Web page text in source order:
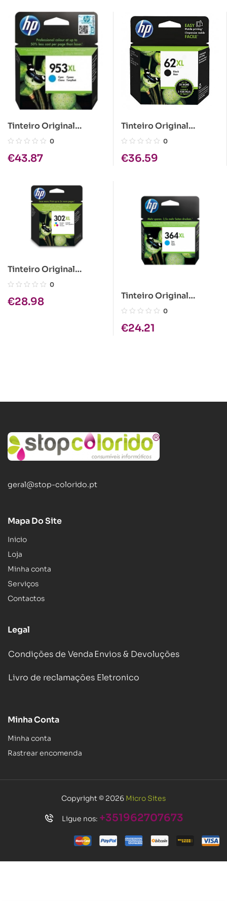
Tinteiro Original
HP953XL Azul
0
€43.87
Tinteiro Original
HP62XL Preto
0
€36.59
Tinteiro Original
HP302XL Tricolor
0
€28.98
Tinteiro Original
HP364XL Azul
0
€24.21
geral@stop-colorido.pt
Mapa Do Site
Inicio
Loja
Minha conta
Serviços
Contactos
Legal
Condições de VendaEnvios & Devoluções
Livro de reclamações Eletronico
Minha Conta
Minha conta
Rastrear encomenda
Copyright © 2026 Micro Sites
Ligue nos: +351962707673